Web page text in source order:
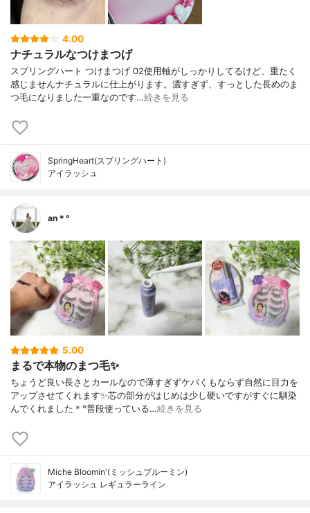
4.00
ナチュラルなつけまつげ
スプリングハート つけまつげ 02使用軸がしっかりしてるけど、重たく
感じませんナチュラルに仕上がります。濃すぎず、すっとした長めのま
つ毛になりました一重なのです…続きを見る
SpringHeart(スプリングハート)
アイラッシュ
an＊°
5.00
まるで本物のまつ毛✨
ちょうど良い長さとカールなので薄すぎずケバくもならず自然に目力を
アップさせてくれます✨芯の部分がはじめは少し硬いですがすぐに馴染
んでくれました＊°普段使っている…続きを見る
Miche Bloomin'(ミッシュブルーミン)
アイラッシュ レギュラーライン